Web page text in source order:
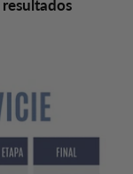
resultados